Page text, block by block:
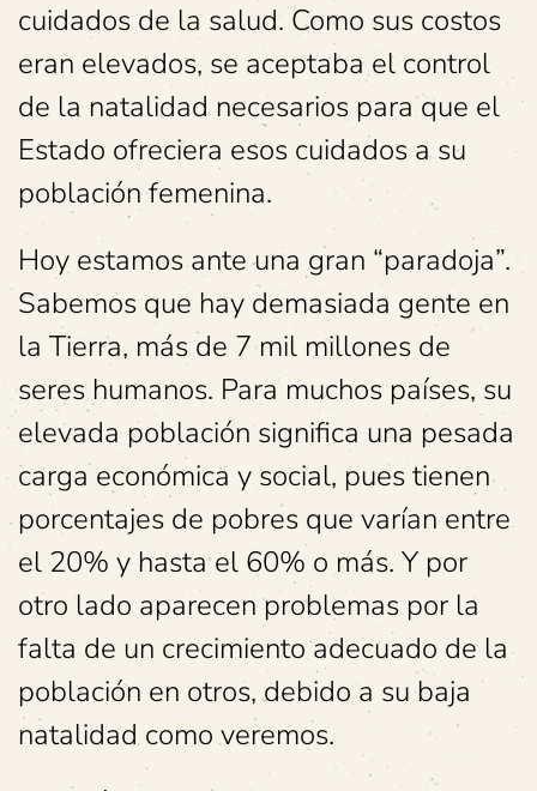
cuidados de la salud. Como sus costos
eran elevados, se aceptaba el control
de la natalidad necesarios para que el
Estado ofreciera esos cuidados a su
población femenina.
Hoy estamos ante una gran “paradoja”.
Sabemos que hay demasiada gente en
la Tierra, más de 7 mil millones de
seres humanos. Para muchos países, su
elevada población significa una pesada
carga económica y social, pues tienen
porcentajes de pobres que varían entre
el 20% y hasta el 60% o más. Y por
otro lado aparecen problemas por la
falta de un crecimiento adecuado de la
población en otros, debido a su baja
natalidad como veremos.